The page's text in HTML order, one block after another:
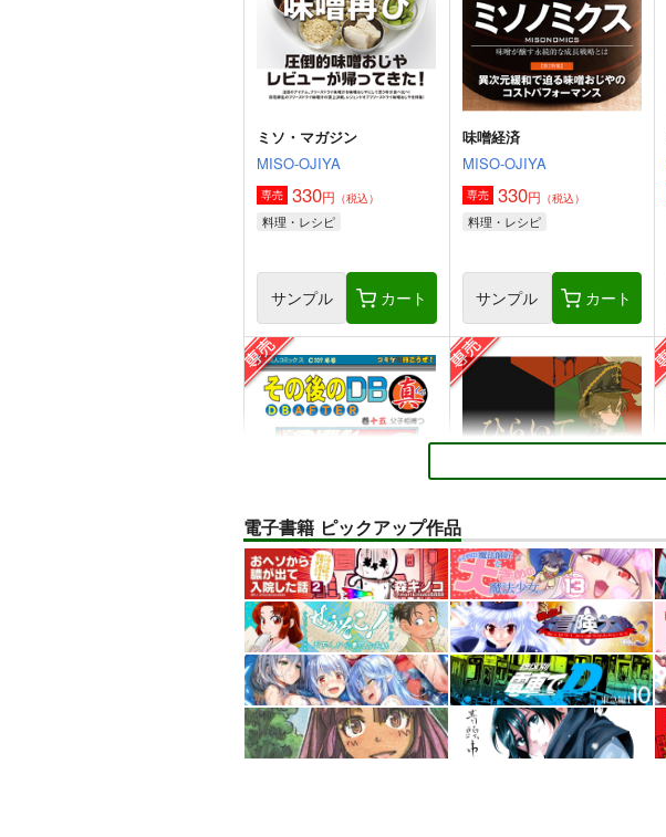
ミソ・マガジン
MISO-OJIYA
専売 330円 （税込）
料理・レシピ
サンプル カート
味噌経済
MISO-OJIYA
専売 330円 （税込）
料理・レシピ
サンプル カート
その後のDB真15巻
スタジオtomorrow
専売 1,210円（税込）
ドラゴンボール
孫悟空
孫悟飯
ピッコロ
ひらいて
あひるセンター
専売 550円（税込）
リバース：1999
レコレータ
エル・アレフ
電子書籍 ピックアップ作品